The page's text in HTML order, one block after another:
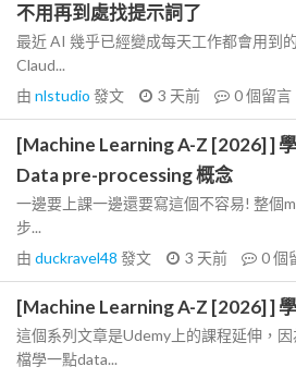
不用再到處找提示詞了
最近 AI 幾乎已經變成每天工作都會用到
Claud...
由 nlstudio 發文 3 天前 0個留言
[Machine Learning A-Z [2026] ]
Data pre-processing 概念
一邊要上課一邊還要寫這個不容易! 整個
步...
由 duckravel48 發文 3 天前 0個
[Machine Learning A-Z [2026] ]
這個系列文章是Udemy上的課程延伸，
檔學一點data...